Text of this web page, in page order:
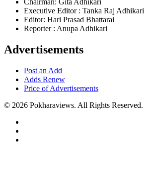
Chairman: Gita Adhikari
Executive Editor : Tanka Raj Adhikari
Editor: Hari Prasad Bhattarai
Reporter : Anupa Adhikari
Advertisements
Post an Add
Adds Renew
Price of Advertisements
© 2026 Pokharaviews. All Rights Reserved.